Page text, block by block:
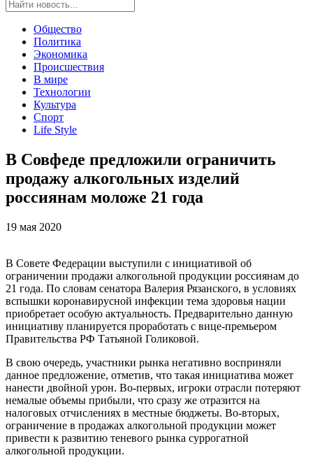
Общество
Политика
Экономика
Происшествия
В мире
Технологии
Культура
Спорт
Life Style
В Совфеде предложили ограничить
продажу алкогольных изделий
россиянам моложе 21 года
19 мая 2020
В Совете Федерации выступили с инициативой об
ограничении продажи алкогольной продукции россиянам до
21 года. По словам сенатора Валерия Рязанского, в условиях
вспышки коронавирусной инфекции тема здоровья нации
приобретает особую актуальность. Предварительно данную
инициативу планируется проработать с вице-премьером
Правительства РФ Татьяной Голиковой.
В свою очередь, участники рынка негативно восприняли
данное предложение, отметив, что такая инициатива может
нанести двойной урон. Во-первых, игроки отрасли потеряют
немалые объемы прибыли, что сразу же отразится на
налоговых отчислениях в местные бюджеты. Во-вторых,
ограничение в продажах алкогольной продукции может
привести к развитию теневого рынка суррогатной
алкогольной продукции.